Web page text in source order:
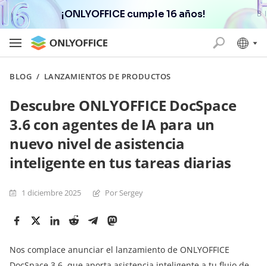
¡ONLYOFFICE cumple 16 años!
BLOG / LANZAMIENTOS DE PRODUCTOS
Descubre ONLYOFFICE DocSpace
3.6 con agentes de IA para un
nuevo nivel de asistencia
inteligente en tus tareas diarias
1 diciembre 2025 Por Sergey
Nos complace anunciar el lanzamiento de ONLYOFFICE